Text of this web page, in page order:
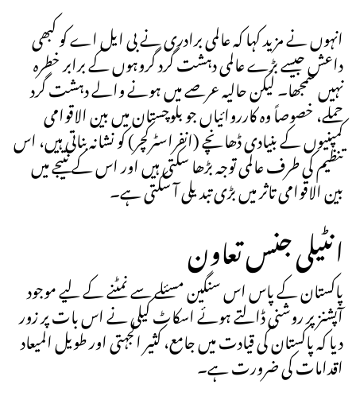
انہوں نے مزید کہا کہ عالمی برادری نے بی ایل اے کو کبھی
داعش جیسے بڑے عالمی دہشت گرد گروہوں کے برابر خطرہ
نہیں سمجھا۔ لیکن حالیہ عرصے میں ہونے والے دہشت گرد
حملے، خصوصاً وہ کارروائیاں جو بلوچستان میں بین الاقوامی
کمپنیوں کے بنیادی ڈھانچے (انفراسٹرکچر) کو نشانہ بناتی ہیں، اس
تنظیم کی طرف عالمی توجہ بڑھا سکتی ہیں اور اس کے نتیجے میں
بین الاقوامی تاثر میں بڑی تبدیلی آ سکتی ہے۔
انٹیلی جنس تعاون
پاکستان کے پاس اس سنگین مسئلے سے نمٹنے کے لیے موجود
آپشنز پر روشنی ڈالتے ہوئے اسکاٹ کیلی نے اس بات پر زور
دیا کہ پاکستان کی قیادت میں جامع، کثیر الجہتی اور طویل المیعاد
اقدامات کی ضرورت ہے۔